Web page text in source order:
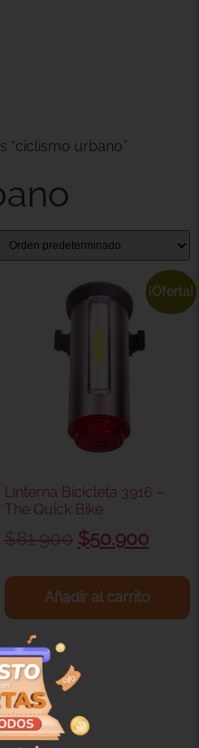
urbano”
¡Oferta!
Linterna Bicicleta 3916 –
The Quick Bike
$81.900 $50.900
Añadir al carrito